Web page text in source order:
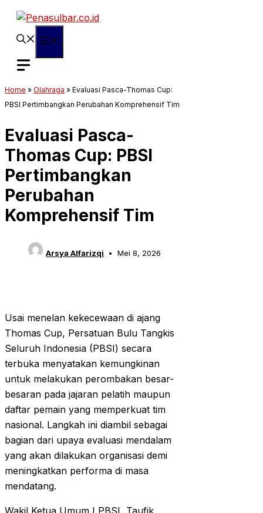
Langsung
Home » Olahraga » Evaluasi Pasca-Thomas Cup:
PBSI Pertimbangkan Perubahan Komprehensif Tim
Evaluasi Pasca-
Thomas Cup: PBSI
Pertimbangkan
Perubahan
Komprehensif Tim
Arsya Alfarizqi Mei 8, 2026
Usai menelan kekecewaan di ajang
Thomas Cup, Persatuan Bulu Tangkis
Seluruh Indonesia (PBSI) secara
terbuka menyatakan kemungkinan
untuk melakukan perombakan besar-
besaran pada jajaran pelatih maupun
daftar pemain yang memperkuat tim
nasional. Langkah ini diambil sebagai
bagian dari upaya evaluasi mendalam
yang akan dilakukan organisasi demi
meningkatkan performa di masa
mendatang.